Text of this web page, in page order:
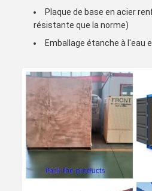
Plaque de base en acier
résistante que la norme)
Emballage étanche à l'eau